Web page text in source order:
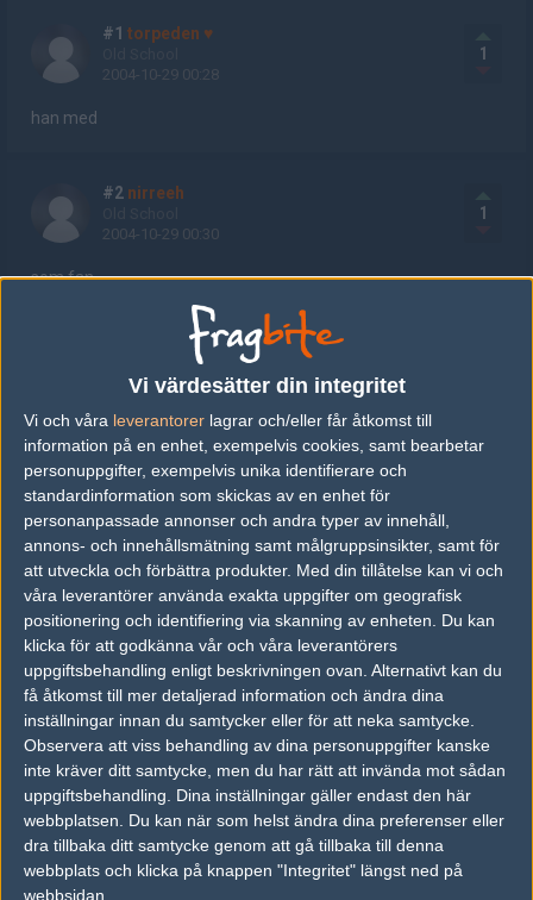
Vi värdesätter din integritet
Vi och våra leverantorer lagrar och/eller får åtkomst till
information på en enhet, exempelvis cookies, samt bearbetar
personuppgifter, exempelvis unika identifierare och
standardinformation som skickas av en enhet för
personanpassade annonser och andra typer av innehåll,
annons- och innehållsmätning samt målgruppsinsikter, samt för
att utveckla och förbättra produkter. Med din tillåtelse kan vi och
våra leverantörer använda exakta uppgifter om geografisk
positionering och identifiering via skanning av enheten. Du kan
klicka för att godkänna vår och våra leverantörers
uppgiftsbehandling enligt beskrivningen ovan. Alternativt kan du
få åtkomst till mer detaljerad information och ändra dina
inställningar innan du samtycker eller för att neka samtycke.
Observera att viss behandling av dina personuppgifter kanske
inte kräver ditt samtycke, men du har rätt att invända mot sådan
uppgiftsbehandling. Dina inställningar gäller endast den här
webbplatsen. Du kan när som helst ändra dina preferenser eller
dra tillbaka ditt samtycke genom att gå tillbaka till denna
webbplats och klicka på knappen "Integritet" längst ned på
webbsidan.
#1 torpeden ♥
2004-10-29 00:28
1
han med
#2 nirreeh
2004-10-29 00:30
1
som fan
Old School
2004-10-29 00:36
sån här skumm bild igen
m0rfar
2004-10-29 01:07
där skulle man behöva nightvision
#5FiskREnS
Old School
2004-10-29 01:56
hehe #4 få tag i honom och säg det så kanske vi ser något sen
:E
#6oxii :D
Old School
2004-10-29 09:30